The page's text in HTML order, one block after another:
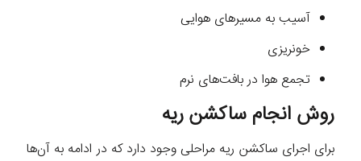
آسیب به مسیرهای هوایی
خونریزی
تجمع هوا در بافت‌های نرم
روش انجام ساکشن ریه
برای اجرای ساکشن ریه مراحلی وجود دارد که در ادامه به آن‌ها